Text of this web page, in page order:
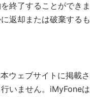
終了することができ
返却または破棄するも
ウェブサイトに掲載
いません。iMyFone